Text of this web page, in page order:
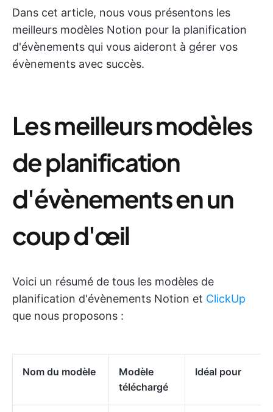
Dans cet article, nous vous présentons les
meilleurs modèles Notion pour la planification
d'évènements qui vous aideront à gérer vos
évènements avec succès.
Les meilleurs modèles
de planification
d'évènements en un
coup d'œil
Voici un résumé de tous les modèles de
planification d'évènements Notion et ClickUp
que nous proposons :
Nom du modèle
Modèle
téléchargé
Idéal pour